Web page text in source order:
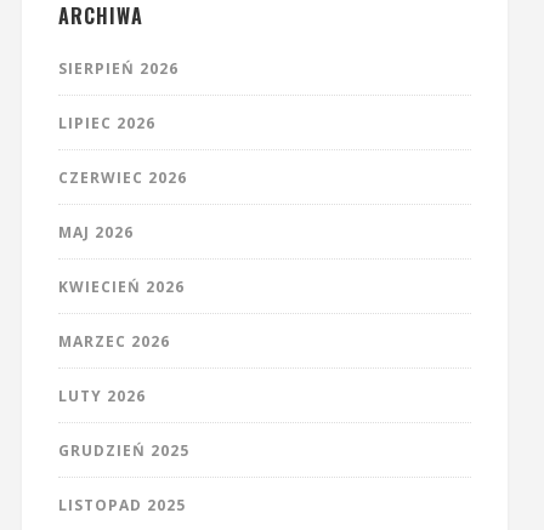
ARCHIWA
SIERPIEŃ 2026
LIPIEC 2026
CZERWIEC 2026
MAJ 2026
KWIECIEŃ 2026
MARZEC 2026
LUTY 2026
GRUDZIEŃ 2025
LISTOPAD 2025